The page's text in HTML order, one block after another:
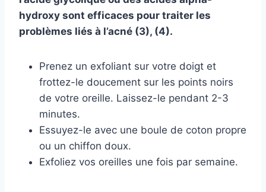
hydroxy sont efficaces pour traiter les
problèmes liés à l’acné (3), (4).
Prenez un exfoliant sur votre doigt et
frottez-le doucement sur les points noirs
de votre oreille. Laissez-le pendant 2-3
minutes.
Essuyez-le avec une boule de coton propre
ou un chiffon doux.
Exfoliez vos oreilles une fois par semaine.